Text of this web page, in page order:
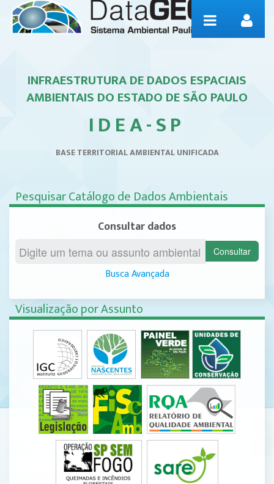
Saut au contenu
Dados Espaciais
Ambientais do Estado
de São Paulo – IDEA-SP
INFRAESTRUTURA DE DADOS ESPACIAIS
AMBIENTAIS DO ESTADO DE SÃO PAULO
IDEA-SP
BASE TERRITORIAL AMBIENTAL UNIFICADA
Pesquisar Catálogo de Dados Ambientais
Consultar dados
Busca Avançada
Visualização por Assunto